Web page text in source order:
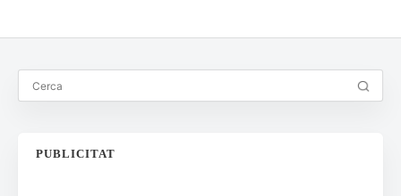
PUBLICITAT